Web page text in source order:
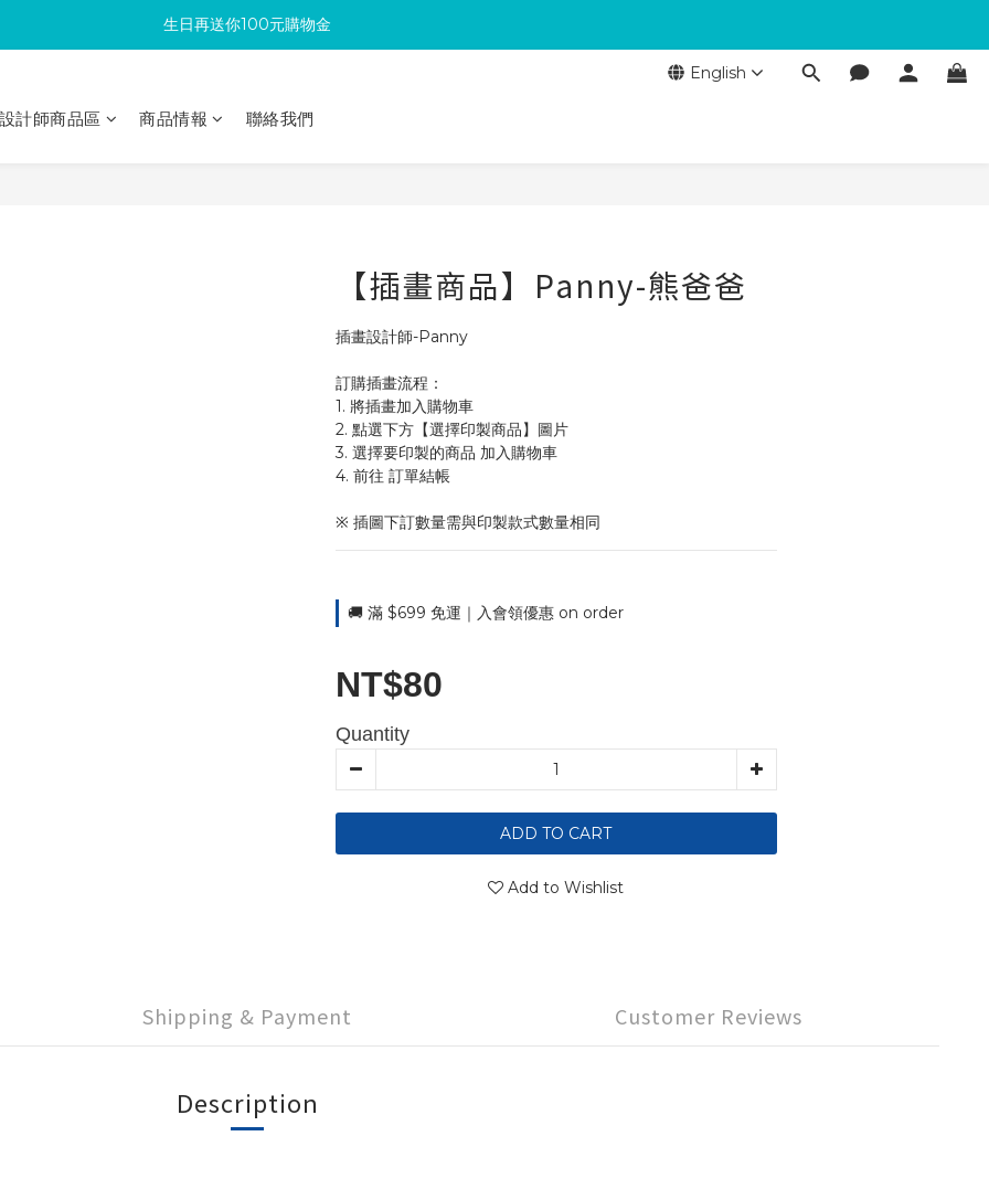
滿300回饋10%購物金
生日再送你100元購物金
滿300回饋10%購物金
English
設計師商品區 商品情報 聯絡我們
【插畫商品】Panny-熊爸爸
插畫設計師-Panny
訂購插畫流程：
1. 將插畫加入購物車
2. 點選下方【選擇印製商品】圖片
3. 選擇要印製的商品 加入購物車
4. 前往 訂單結帳
※ 插圖下訂數量需與印製款式數量相同
🚚 滿 $699 免運｜入會領優惠 on order
NT$80
Quantity
ADD TO CART
Add to Wishlist
Shipping & Payment Customer Reviews
Description